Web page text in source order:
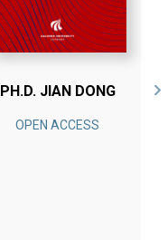
PH.D. JIAN DONG
OPEN ACCESS